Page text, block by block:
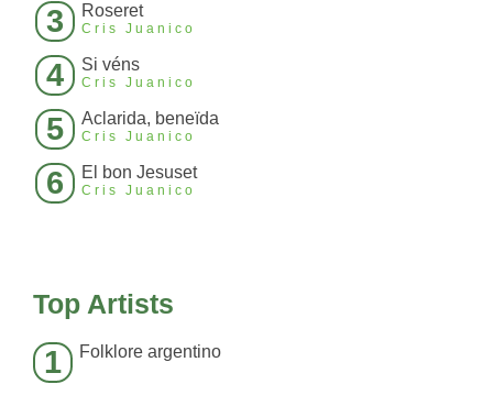
3 Roseret
Cris Juanico
4 Si véns
Cris Juanico
5 Aclarida, beneïda
Cris Juanico
6 El bon Jesuset
Cris Juanico
Top Artists
1 Folklore argentino